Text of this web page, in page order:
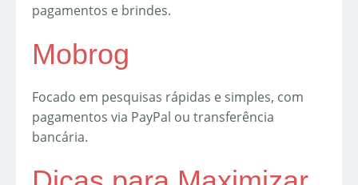
pagamentos e brindes.
Mobrog
Focado em pesquisas rápidas e simples, com
pagamentos via PayPal ou transferência
bancária.